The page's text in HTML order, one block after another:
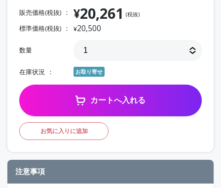
販売価格(税抜) ¥20,261 (税抜)
標準価格(税抜) ¥20,500
数量
在庫状況 お取り寄せ
カートへ入れる
お気に入りに追加
注意事項